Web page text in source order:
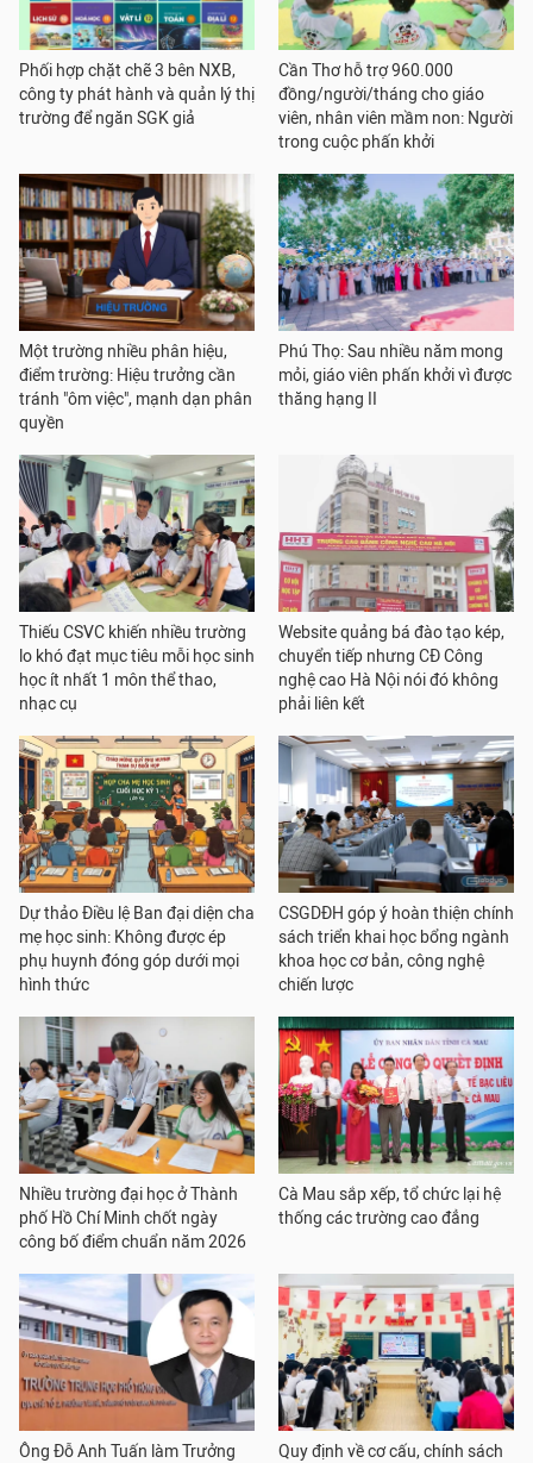
Phối hợp chặt chẽ 3 bên NXB,
công ty phát hành và quản lý thị
trường để ngăn SGK giả
Cần Thơ hỗ trợ 960.000
đồng/người/tháng cho giáo
viên, nhân viên mầm non: Người
trong cuộc phấn khởi
Một trường nhiều phân hiệu,
điểm trường: Hiệu trưởng cần
tránh "ôm việc", mạnh dạn phân
quyền
Phú Thọ: Sau nhiều năm mong
mỏi, giáo viên phấn khởi vì được
thăng hạng II
Thiếu CSVC khiến nhiều trường
lo khó đạt mục tiêu mỗi học sinh
học ít nhất 1 môn thể thao,
nhạc cụ
Website quảng bá đào tạo kép,
chuyển tiếp nhưng CĐ Công
nghệ cao Hà Nội nói đó không
phải liên kết
Dự thảo Điều lệ Ban đại diện cha
mẹ học sinh: Không được ép
phụ huynh đóng góp dưới mọi
hình thức
CSGDĐH góp ý hoàn thiện chính
sách triển khai học bổng ngành
khoa học cơ bản, công nghệ
chiến lược
Nhiều trường đại học ở Thành
phố Hồ Chí Minh chốt ngày
công bố điểm chuẩn năm 2026
Cà Mau sắp xếp, tổ chức lại hệ
thống các trường cao đẳng
Ông Đỗ Anh Tuấn làm Trưởng Quy định về cơ cấu, chính sách